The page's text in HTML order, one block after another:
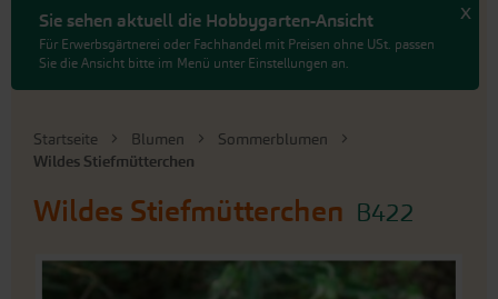
Sie sehen aktuell die Hobbygarten-Ansicht
Für Erwerbsgärtnerei oder Fachhandel mit Preisen ohne USt. passen
Sie die Ansicht bitte im Menü unter Einstellungen an.
x
Startseite Blumen
Sommerblumen
Wildes Stiefmütterchen
Wildes Stiefmütterchen B422
An